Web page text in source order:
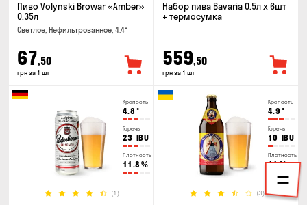
Пиво Volynski Browar «Amber»
0.35л
Светлое, Нефильтрованное, 4.4°
67,50
грн за 1 шт
Набор пива Bavaria 0.5л х 6шт
+ термосумка
559,50
грн за 1 шт
Крепость
4.8 °
Горечь
23 IBU
Плотность
11.8 %
(1)
Крепость
4.9 °
Горечь
10 IBU
Плотность
11%
(3)